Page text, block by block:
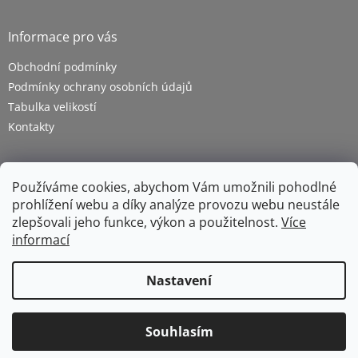
Používáme cookies, abychom Vám umožnili pohodlné
prohlížení webu a díky analýze provozu webu neustále
zlepšovali jeho funkce, výkon a použitelnost. Více
informací
Nastavení
Souhlasím
Informace pro vás
Obchodní podmínky
Podmínky ochrany osobních údajů
Tabulka velikostí
Kontakty
Copyright 2026ZETRA - pracovní oděvy s.r.o.. Všechna
práva vyhrazena.Upravit nastavení cookies